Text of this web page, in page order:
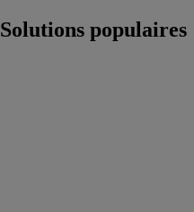
Solutions populaires